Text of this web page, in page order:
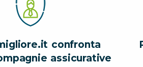
confronta
assicurative